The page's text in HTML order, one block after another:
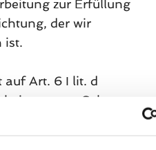
zur Erfüllung
der wir
ist.
auf Art. 6 I lit. d
zum Schutz
der betroffenen
natürlichen